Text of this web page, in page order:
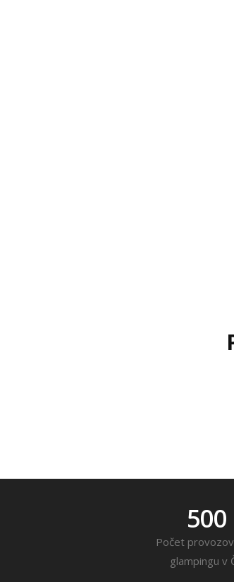
500
Počet
glampingu v